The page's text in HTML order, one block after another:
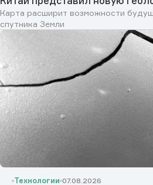
Карта расширит возможности
спутника Земли
Технологии 07.08.2026